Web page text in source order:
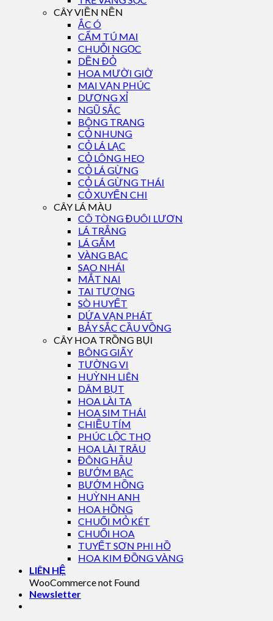
CÂY VIỀN NỀN
ẮC Ó
CẨM TÚ MAI
CHUỖI NGỌC
DỀN ĐỎ
HOA MƯỜI GIỜ
MAI VẠN PHÚC
DƯƠNG XỈ
NGŨ SẮC
BÔNG TRANG
CỎ NHUNG
CỎ LÁ LẠC
CỎ LÔNG HEO
CỎ LÁ GỪNG
CỎ LÁ GỪNG THÁI
CỎ XUYẾN CHI
CÂY LÁ MÀU
CÔ TÒNG ĐUÔI LƯƠN
LÁ TRẮNG
LÁ GẤM
VÀNG BẠC
SAO NHÁI
MẮT NAI
TAI TƯỢNG
SÒ HUYẾT
DỨA VẠN PHÁT
BẢY SẮC CẦU VỒNG
CÂY HOA TRỒNG BỤI
BÔNG GIẤY
TƯỜNG VI
HUỲNH LIÊN
DÂM BỤT
HOA LÀI TA
HOA SIM THÁI
CHIỀU TÍM
PHÚC LỘC THỌ
HOA LÀI TRÂU
ĐÔNG HẦU
BƯỚM BẠC
BƯỚM HỒNG
HUỲNH ANH
HOA HỒNG
CHUỐI MỎ KÉT
CHUỐI HOA
TUYẾT SƠN PHI HỒ
HOA KIM ĐỒNG VÀNG
LIÊN HỆ
WooCommerce not Found
Newsletter